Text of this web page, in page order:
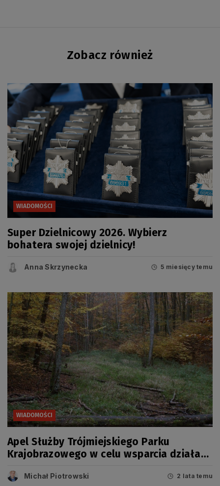
Zobacz również
WIADOMOŚCI
Super Dzielnicowy 2026. Wybierz
bohatera swojej dzielnicy!
Anna Skrzynecka 5 miesięcy temu
WIADOMOŚCI
Apel Służby Trójmiejskiego Parku
Krajobrazowego w celu wsparcia działań
Michał Piotrowski 2 lata temu